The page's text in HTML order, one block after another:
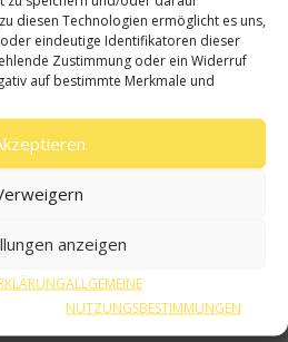
diesen Technologien ermöglicht es uns,
eindeutige Identifikatoren dieser
Zustimmung oder ein Widerruf
auf bestimmte Merkmale und
anzeigen
ALLGEMEINE
NUTZUNGSBESTIMMUNGEN
lassen, bis die Soße
heiß mit der Bravas-Soße
Mittelschwer